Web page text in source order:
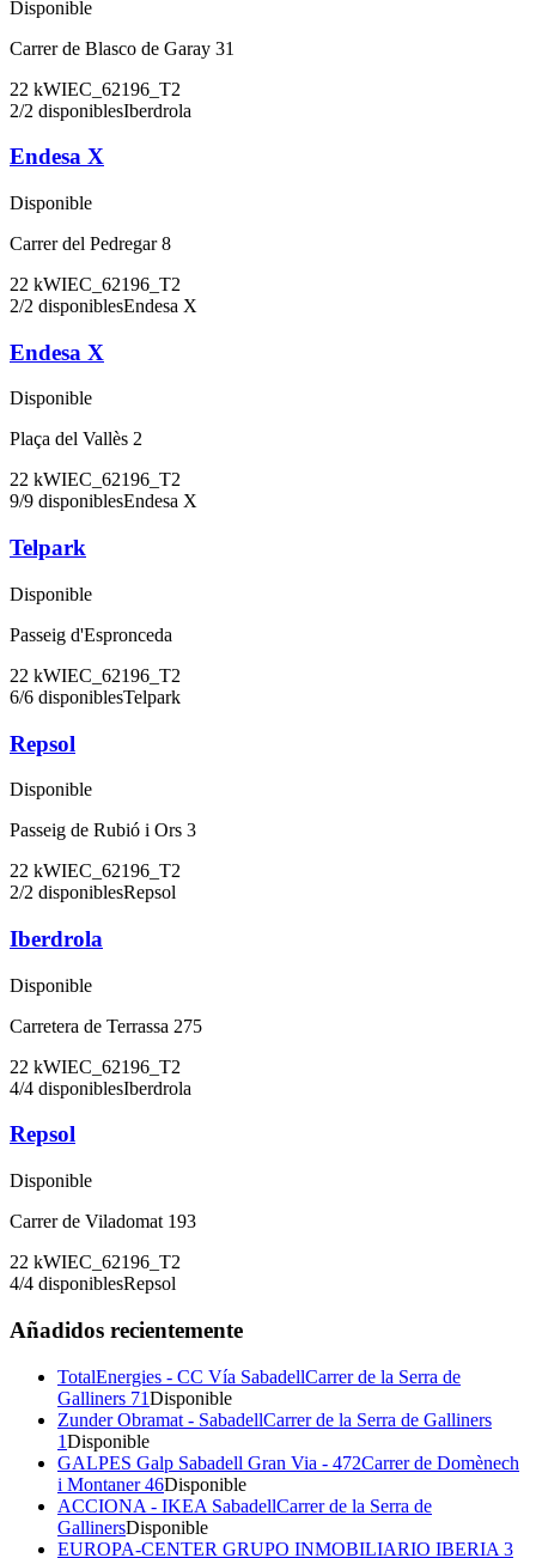
Disponible
Carrer de Blasco de Garay 31
22 kWIEC_62196_T2
2/2 disponiblesIberdrola
Endesa X
Disponible
Carrer del Pedregar 8
22 kWIEC_62196_T2
2/2 disponiblesEndesa X
Endesa X
Disponible
Plaça del Vallès 2
22 kWIEC_62196_T2
9/9 disponiblesEndesa X
Telpark
Disponible
Passeig d'Espronceda
22 kWIEC_62196_T2
6/6 disponiblesTelpark
Repsol
Disponible
Passeig de Rubió i Ors 3
22 kWIEC_62196_T2
2/2 disponiblesRepsol
Iberdrola
Disponible
Carretera de Terrassa 275
22 kWIEC_62196_T2
4/4 disponiblesIberdrola
Repsol
Disponible
Carrer de Viladomat 193
22 kWIEC_62196_T2
4/4 disponiblesRepsol
Añadidos recientemente
TotalEnergies - CC Vía SabadellCarrer de la Serra de
Galliners 71Disponible
Zunder Obramat - SabadellCarrer de la Serra de Galliners
1Disponible
GALPES Galp Sabadell Gran Via - 472Carrer de Domènech
i Montaner 46Disponible
ACCIONA - IKEA SabadellCarrer de la Serra de
GallinersDisponible
EUROPA-CENTER GRUPO INMOBILIARIO IBERIA 3